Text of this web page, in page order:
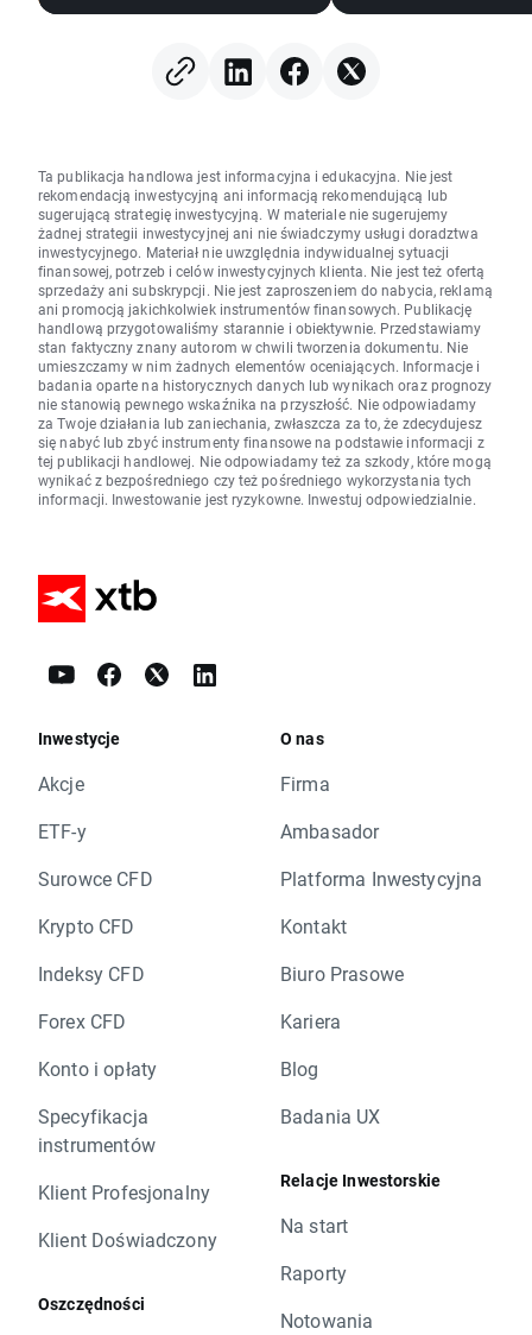
Ta publikacja handlowa jest informacyjna i edukacyjna. Nie jest
rekomendacją inwestycyjną ani informacją rekomendującą lub
sugerującą strategię inwestycyjną. W materiale nie sugerujemy
żadnej strategii inwestycyjnej ani nie świadczymy usługi doradztwa
inwestycyjnego. Materiał nie uwzględnia indywidualnej sytuacji
finansowej, potrzeb i celów inwestycyjnych klienta. Nie jest też ofertą
sprzedaży ani subskrypcji. Nie jest zaproszeniem do nabycia, reklamą
ani promocją jakichkolwiek instrumentów finansowych. Publikację
handlową przygotowaliśmy starannie i obiektywnie. Przedstawiamy
stan faktyczny znany autorom w chwili tworzenia dokumentu. Nie
umieszczamy w nim żadnych elementów oceniających. Informacje i
badania oparte na historycznych danych lub wynikach oraz prognozy
nie stanowią pewnego wskaźnika na przyszłość. Nie odpowiadamy
za Twoje działania lub zaniechania, zwłaszcza za to, że zdecydujesz
się nabyć lub zbyć instrumenty finansowe na podstawie informacji z
tej publikacji handlowej. Nie odpowiadamy też za szkody, które mogą
wynikać z bezpośredniego czy też pośredniego wykorzystania tych
informacji. Inwestowanie jest ryzykowne. Inwestuj odpowiedzialnie.
Inwestycje
Akcje
ETF-y
Surowce CFD
Krypto CFD
Indeksy CFD
Forex CFD
Konto i opłaty
Specyfikacja
instrumentów
Klient Profesjonalny
Klient Doświadczony
Oszczędności
O nas
Firma
Ambasador
Platforma Inwestycyjna
Kontakt
Biuro Prasowe
Kariera
Blog
Badania UX
Relacje Inwestorskie
Na start
Raporty
Notowania